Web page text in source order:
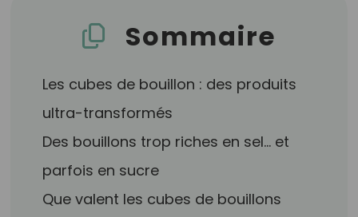
Sommaire
Les cubes de bouillon : des produits
ultra-transformés
Des bouillons trop riches en sel… et
parfois en sucre
Que valent les cubes de bouillons